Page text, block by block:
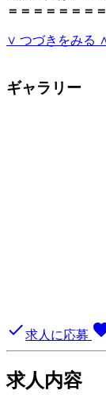
＝＝＝＝＝＝＝
∨ つづきをみる
ギャラリー
done求人に応募
求人内容